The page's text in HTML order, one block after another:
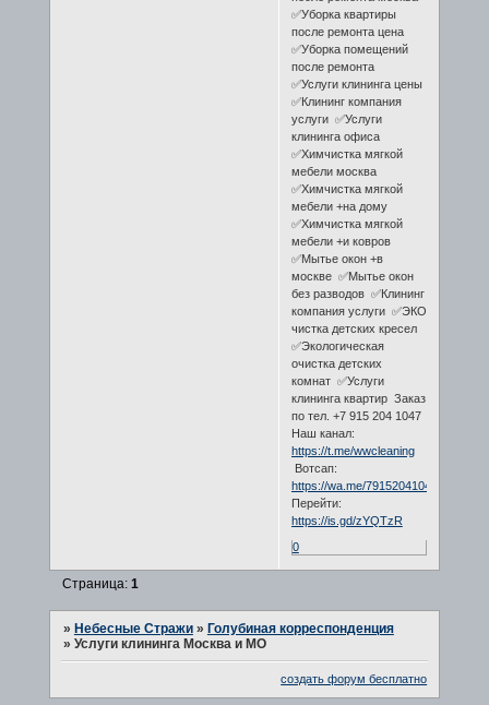
✅Уборка квартиры
после ремонта цена
✅Уборка помещений
после ремонта
✅Услуги клининга цены
✅Клининг компания
услуги ✅Услуги
клининга офиса
✅Химчистка мягкой
мебели москва
✅Химчистка мягкой
мебели +на дому
✅Химчистка мягкой
мебели +и ковров
✅Мытье окон +в
москве ✅Мытье окон
без разводов ✅Клининг
компания услуги ✅ЭКО
чистка детских кресел
✅Экологическая
очистка детских
комнат ✅Услуги
клининга квартир Заказ
по тел. +7 915 204 1047
Наш канал:
https://t.me/wwcleaning
Вотсап:
https://wa.me/79152041047
Перейти:
https://is.gd/zYQTzR
0
Страница: 1
» Небесные Стражи » Голубиная корреспонденция
» Услуги клининга Москва и МО
создать форум бесплатно